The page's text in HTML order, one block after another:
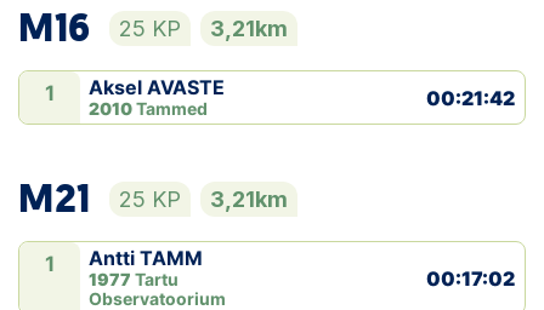
M16 25 KP 3,21km
1 Aksel AVASTE
2010Tammed 00:21:42
M21 25 KP 3,21km
1 Antti TAMM
1977 Tartu
Observatoorium
00:17:02